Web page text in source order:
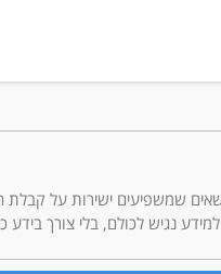
דגש על נושאים שמשפיעים ישירות על